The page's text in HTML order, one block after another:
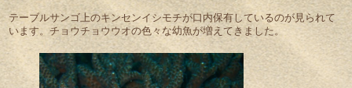
テーブルサンゴ上のキンセンイシモチが口内保有しているのが見られて
います。チョウチョウウオの色々な幼魚が増えてきました。